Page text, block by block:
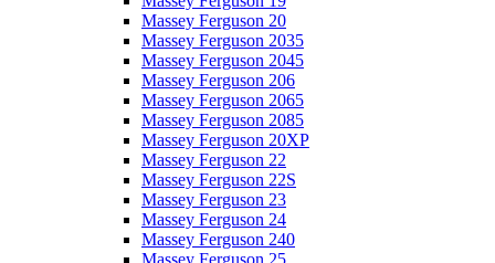
Massey Ferguson 20
Massey Ferguson 2035
Massey Ferguson 2045
Massey Ferguson 206
Massey Ferguson 2065
Massey Ferguson 2085
Massey Ferguson 20XP
Massey Ferguson 22
Massey Ferguson 22S
Massey Ferguson 23
Massey Ferguson 24
Massey Ferguson 240
Massey Ferguson 25